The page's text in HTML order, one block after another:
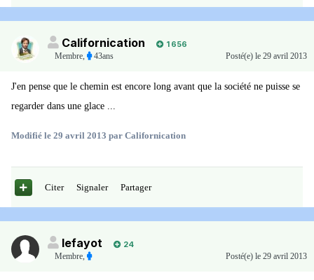
Californication
1 656
Membre, 43ans Posté(e) le 29 avril 2013
J'en pense que le chemin est encore long avant que la société ne puisse se
regarder dans une glace ...
Modifié le 29 avril 2013 par Californication
Citer Signaler Partager
lefayot
24
Membre, Posté(e) le 29 avril 2013